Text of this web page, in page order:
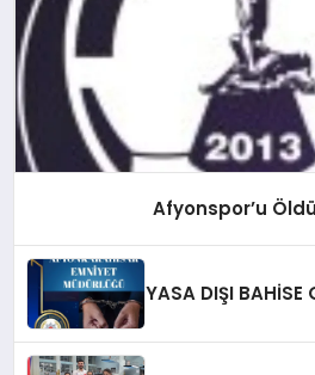
Afyonspor’u
YASA DIŞI BAHİSE